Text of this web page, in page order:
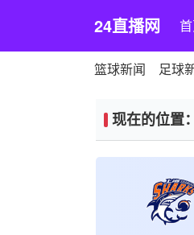
24直播网
篮球新闻 足球
现在的位置：